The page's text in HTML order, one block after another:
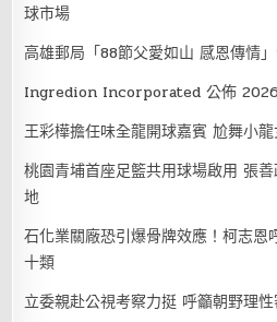
球市場
高雄郵局「88節父愛如山 感恩傳情
Ingredion Incorporated 公佈
王彩樺擔任味全龍開球嘉賓 尬舞小
桃園青埔首座足籃共用球場啟用 張
地
石化業關廠恐引爆骨牌效應！柯志恩
十類
立委親赴公視考察力挺 呼籲朝野理